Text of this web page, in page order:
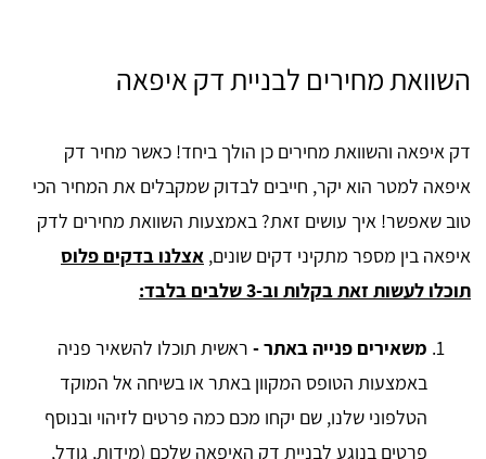
השוואת מחירים לבניית דק איפאה
דק איפאה והשוואת מחירים כן הולך ביחד! כאשר מחיר דק
איפאה למטר הוא יקר, חייבים לבדוק שמקבלים את המחיר הכי
טוב שאפשר! איך עושים זאת? באמצעות השוואת מחירים לדק
איפאה בין מספר מתקיני דקים שונים, אצלנו בדקים פלוס
תוכלו לעשות זאת בקלות וב-3 שלבים בלבד:
משאירים פנייה באתר - ראשית תוכלו להשאיר פניה
באמצעות הטופס המקוון באתר או בשיחה אל המוקד
הטלפוני שלנו, שם יקחו מכם כמה פרטים לזיהוי ובנוסף
פרטים בנוגע לבניית דק האיפאה שלכם (מידות, גודל,